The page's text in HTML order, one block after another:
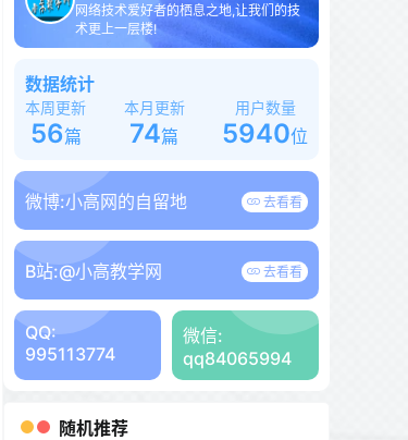
网络技术爱好者的栖息之地,让我们的技
术更上一层楼!
数据统计
本周更新
56篇
本月更新
74篇
用户数量
5940位
微博:小高网的自留地 去看看
B站:@小高教学网 去看看
QQ:
995113774
微信:
qq84065994
随机推荐